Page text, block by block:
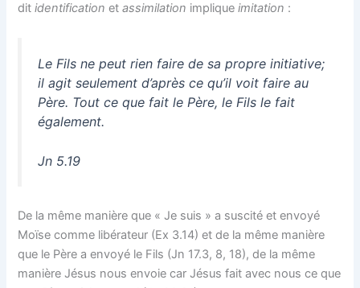
ditidentification etassimilation impliqueimitation :
Le Fils ne peut rien faire de sa propre initiative;
il agit seulement d’après ce qu’il voit faire au
Père. Tout ce que fait le Père, le Fils le fait
également.
Jn 5.19
De la même manière que « Je suis » a suscité et envoyé
Moïse comme libérateur (Ex 3.14) et de la même manière
que le Père a envoyé le Fils (Jn 17.3, 8, 18), de la même
manière Jésus nous envoie car Jésus fait avec nous ce que